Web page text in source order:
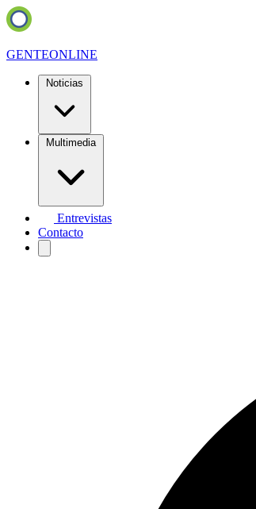
GENTEONLINE
Noticias
Multimedia
Entrevistas
Contacto